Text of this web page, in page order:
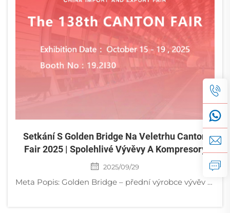
Setkání S Golden Bridge Na Veletrhu Canton
Fair 2025 | Spolehlivé Vývěvy A Kompresory
2025/09/29
Meta Popis: Golden Bridge – přední výrobce vývěv a kompresorů. Navštivte nás na veletrhu Canton Fair 2025, stánek 19.2I30, a získejte efektivní a stabilní průmyslová řešení. Golden Bridge představí vysokovýkonné vývěvy a...